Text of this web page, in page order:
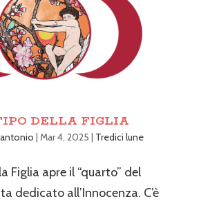
DELLA FIGLIA
| Mar 4, 2025 | Tredici lune
Figlia apre il “quarto” del
dedicato all’Innocenza. C’è